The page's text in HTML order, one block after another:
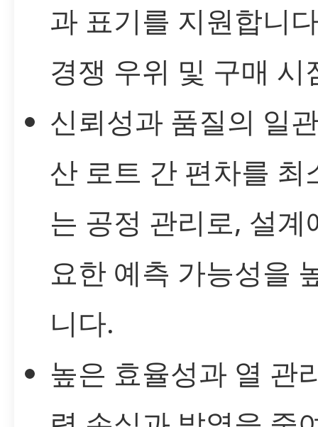
과 표기를 지원합니
경쟁 우위 및 구매 시
신뢰성과 품질의 일
산 로트 간 편차를 최
는 공정 관리로, 설계
요한 예측 가능성을
니다.
높은 효율성과 열 관